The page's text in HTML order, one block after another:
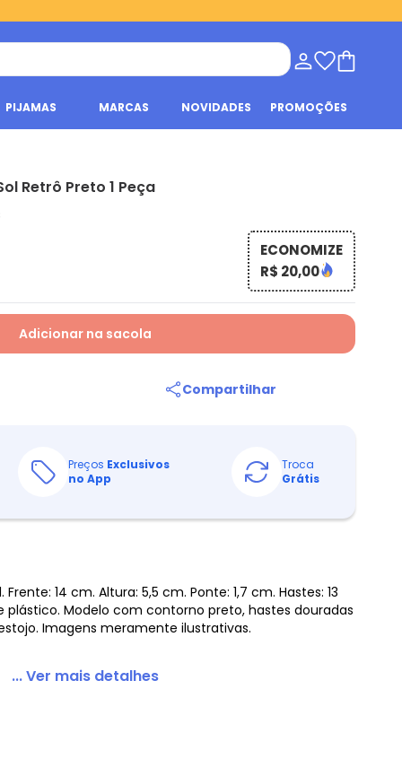
PIJAMAS MARCAS NOVIDADES PROMOÇÕES
Retrô Preto 1 Peça
ECONOMIZE
R$ 20,00
Adicionar na sacola
Compartilhar
Preços Exclusivos
no App
Troca
Grátis
14 cm. Altura: 5,5 cm. Ponte: 1,7 cm. Hastes: 13
Modelo com contorno preto, hastes douradas
Imagens meramente ilustrativas.
... Ver mais detalhes